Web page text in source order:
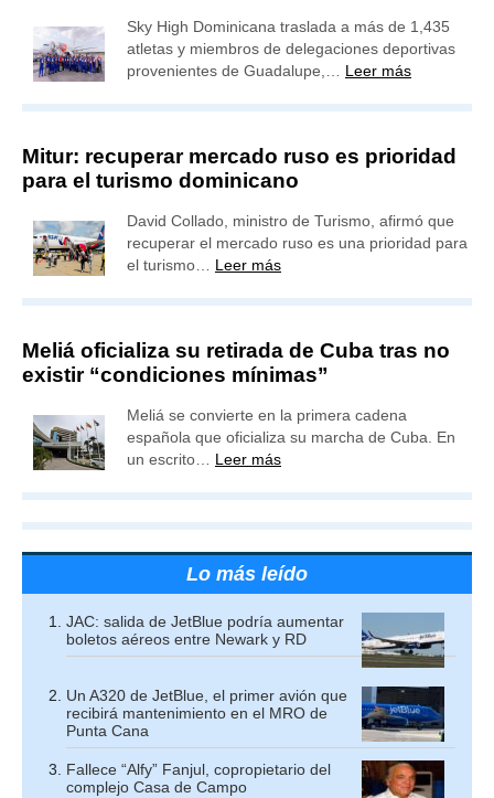
Sky High Dominicana traslada a más de 1,435
atletas y miembros de delegaciones deportivas
provenientes de Guadalupe,… Leer más
Mitur: recuperar mercado ruso es prioridad
para el turismo dominicano
David Collado, ministro de Turismo, afirmó que
recuperar el mercado ruso es una prioridad para
el turismo… Leer más
Meliá oficializa su retirada de Cuba tras no
existir “condiciones mínimas”
Meliá se convierte en la primera cadena
española que oficializa su marcha de Cuba. En
un escrito… Leer más
Lo más leído
JAC: salida de JetBlue podría aumentar
boletos aéreos entre Newark y RD
Un A320 de JetBlue, el primer avión que
recibirá mantenimiento en el MRO de
Punta Cana
Fallece “Alfy” Fanjul, copropietario del
complejo Casa de Campo